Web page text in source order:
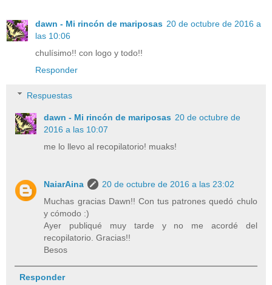
dawn - Mi rincón de mariposas 20 de octubre de 2016 a
las 10:06
chulísimo!! con logo y todo!!
Responder
Respuestas
dawn - Mi rincón de mariposas 20 de octubre de
2016 a las 10:07
me lo llevo al recopilatorio! muaks!
NaiarAina
20 de octubre de 2016 a las 23:02
Muchas gracias Dawn!! Con tus patrones quedó chulo
y cómodo :)
Ayer publiqué muy tarde y no me acordé del
recopilatorio. Gracias!!
Besos
Responder